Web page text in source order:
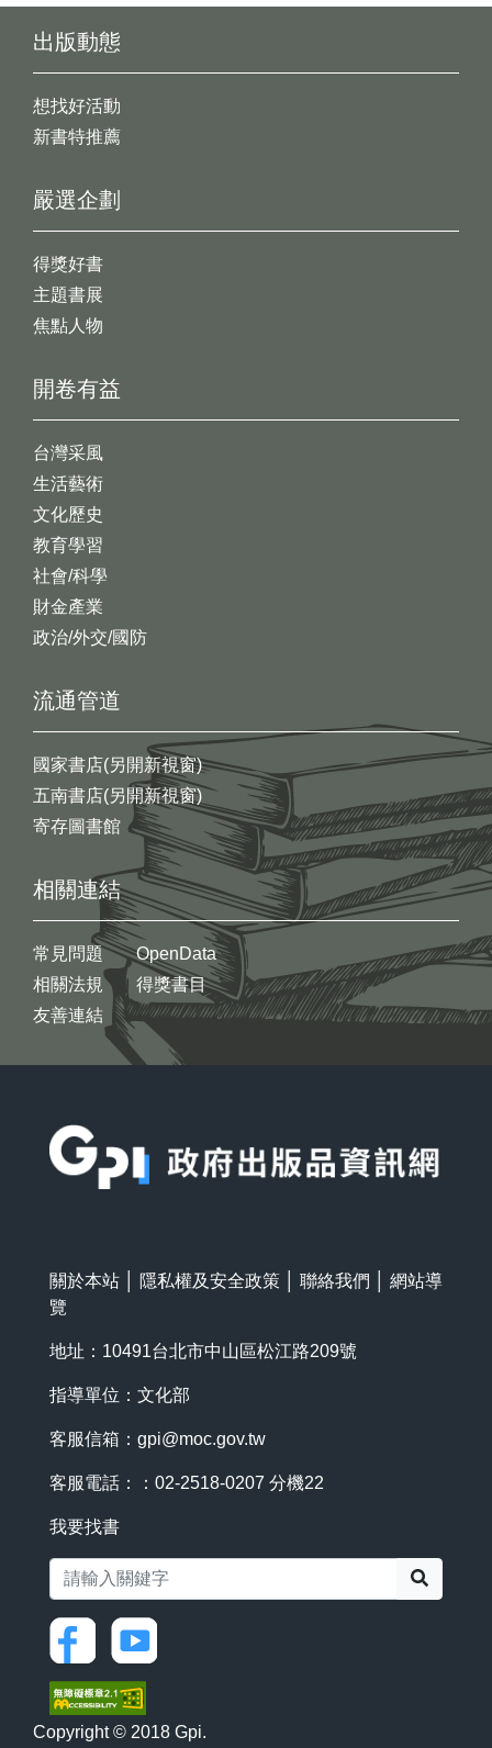
出版動態
想找好活動
新書特推薦
開卷有益
台灣采風
生活藝術
文化歷史
教育學習
社會/科學
財金產業
政治/外交/國防
嚴選企劃
得獎好書
主題書展
焦點人物
流通管道
國家書店(另開新視窗)
五南書店(另開新視窗)
寄存圖書館
相關連結
常見問題
相關法規
友善連結
OpenData
得獎書目
關於本站 隱私權及安全政策 聯絡我們
網站導
覽
地址：10491台北市中山區松江路209號
指導單位：文化部
客服信箱： gpi@moc.gov.tw
客服電話：：02-2518-0207 分機22
我要找書
Copyright © 2018 Gpi.